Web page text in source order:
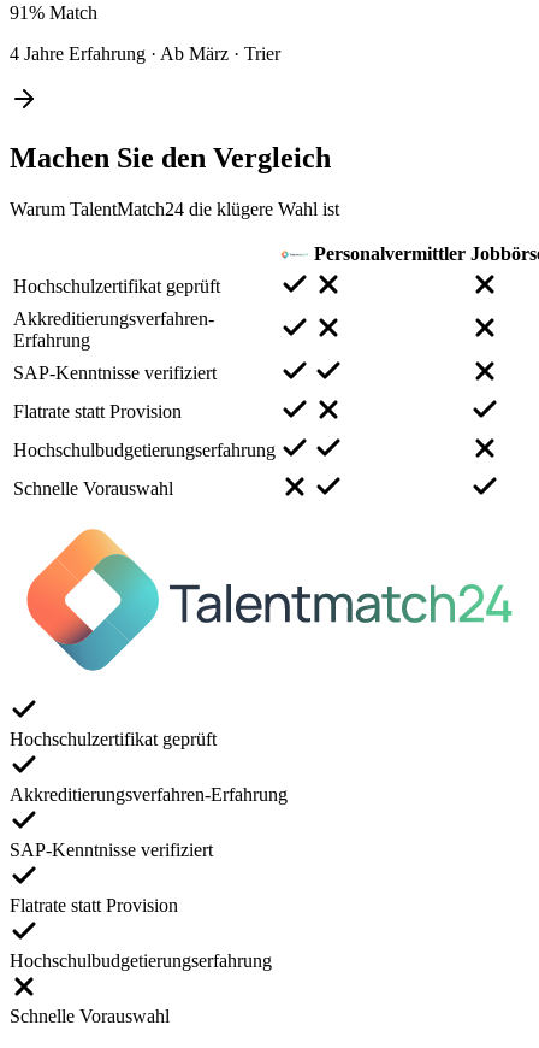
91% Match
4 Jahre Erfahrung · Ab März · Trier
Machen Sie den Vergleich
Warum TalentMatch24 die klügere Wahl ist
Personalvermittler
Hochschulzertifikat geprüft
Akkreditierungsverfahren-
Erfahrung
SAP-Kenntnisse verifiziert
Flatrate statt Provision
Hochschulbudgetierungserfahrung
Schnelle Vorauswahl
Hochschulzertifikat geprüft
Akkreditierungsverfahren-Erfahrung
SAP-Kenntnisse verifiziert
Flatrate statt Provision
Hochschulbudgetierungserfahrung
Schnelle Vorauswahl